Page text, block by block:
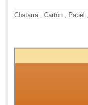
Chatarra , Cartón ,